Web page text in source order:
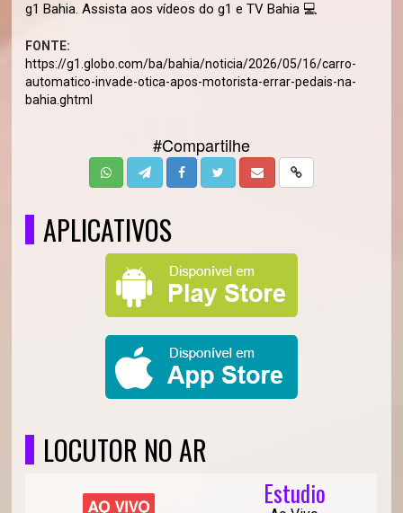
g1 Bahia. Assista aos vídeos do g1 e TV Bahia 💻
FONTE:
https://g1.globo.com/ba/bahia/noticia/2026/05/16/carro-
automatico-invade-otica-apos-motorista-errar-pedais-na-
bahia.ghtml
#Compartilhe
APLICATIVOS
LOCUTOR NO AR
Estudio